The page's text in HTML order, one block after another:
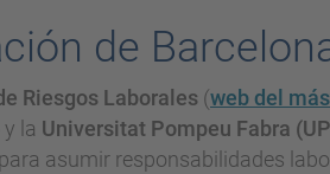
de
Riesgos Laborales (web del
y la Universitat Pompeu Fabra
asumir responsabilidades